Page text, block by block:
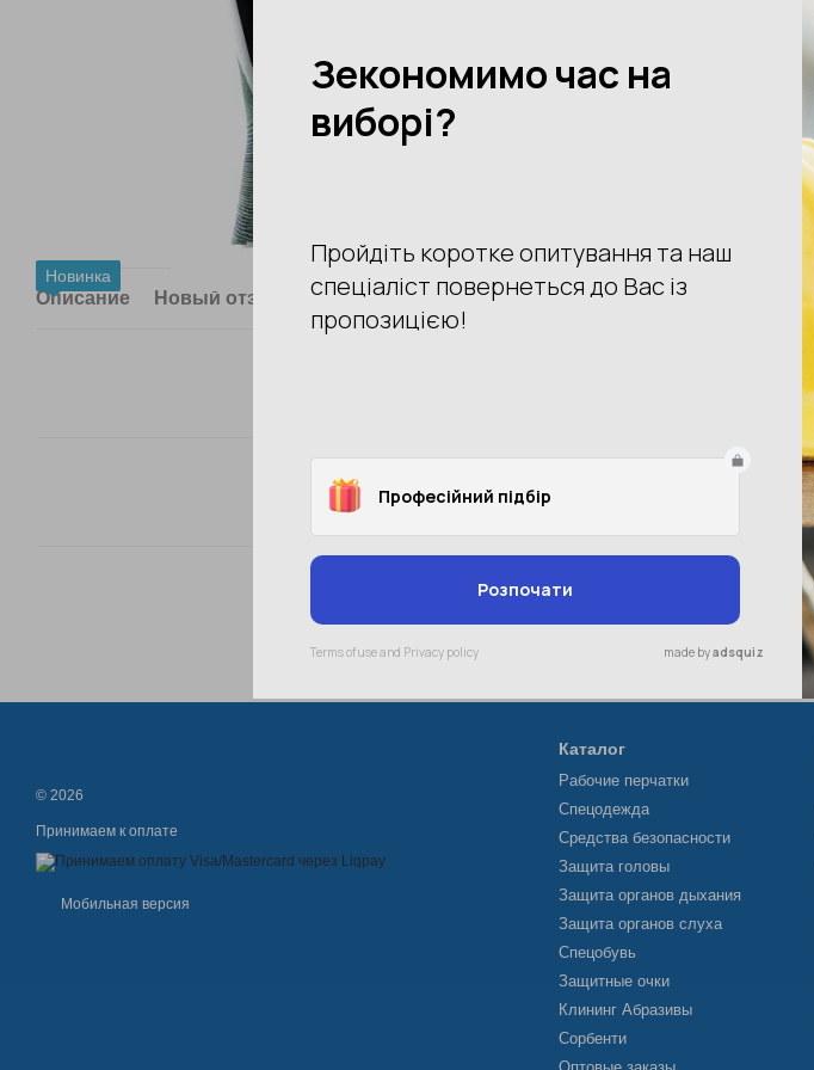
Новинка
Описание Новый отзыв или комментарий
© 2026
Принимаем к оплате
Мобильная версия
Каталог
Рабочие перчатки
Спецодежда
Средства безопасности
Защита головы
Защита органов дыхания
Защита органов слуха
Спецобувь
Защитные очки
Клининг Абразивы
Сорбенти